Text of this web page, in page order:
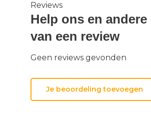
Reviews
Help ons en
van een review
Geen reviews gevonden
Je beoordeling toevoegen